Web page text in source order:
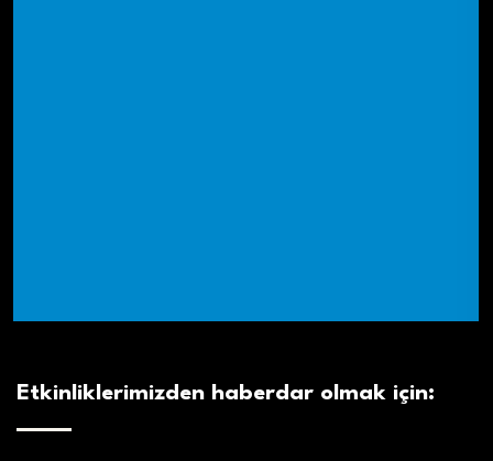
Etkinliklerimizden haberdar olmak için: